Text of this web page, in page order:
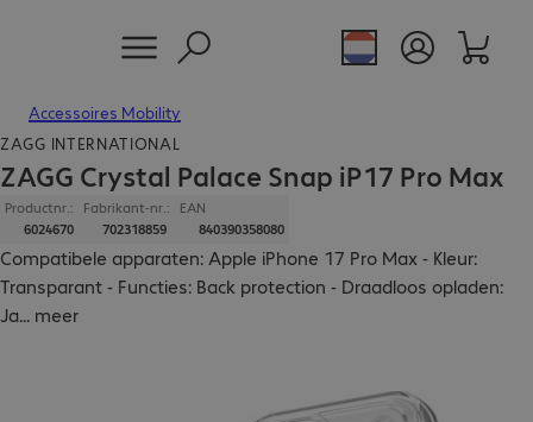
Accessoires Mobility
ZAGG INTERNATIONAL
ZAGG Crystal Palace Snap iP17 Pro Max
Productnr.:
6024670
Fabrikant-nr.:
702318859
EAN
840390358080
Compatibele apparaten: Apple iPhone 17 Pro Max - Kleur:
Transparant - Functies: Back protection - Draadloos opladen:
Ja... meer